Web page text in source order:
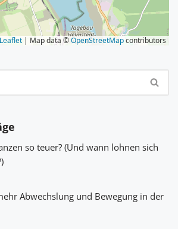
Leaflet | Map data ©OpenStreetMapcontributors
so teuer? (Und wann lohnen sich
Abwechslung und Bewegung in der